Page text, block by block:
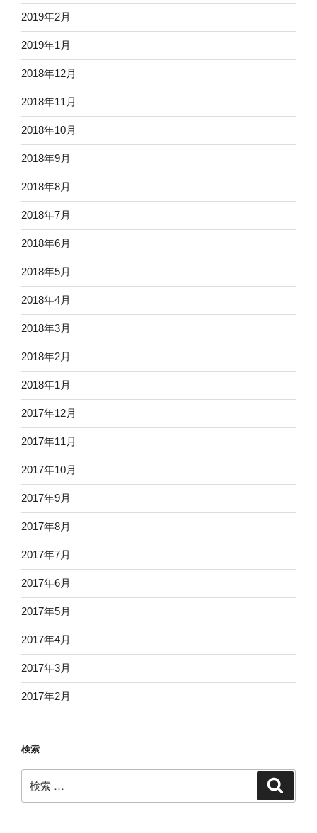
2019年2月
2019年1月
2018年12月
2018年11月
2018年10月
2018年9月
2018年8月
2018年7月
2018年6月
2018年5月
2018年4月
2018年3月
2018年2月
2018年1月
2017年12月
2017年11月
2017年10月
2017年9月
2017年8月
2017年7月
2017年6月
2017年5月
2017年4月
2017年3月
2017年2月
検索
索: